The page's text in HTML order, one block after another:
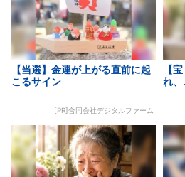
【当選】金運が上がる直前に起
こるサイン
[PR]合同会社デジタルファーム
【
れ